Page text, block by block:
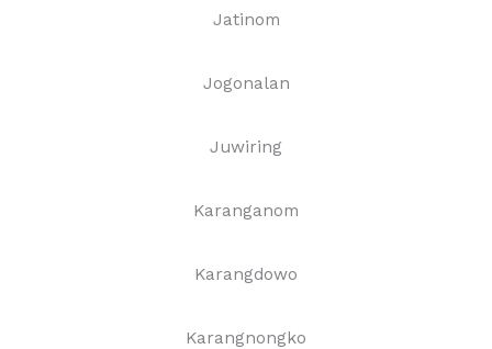
Jatinom
Jogonalan
Juwiring
Karanganom
Karangdowo
Karangnongko